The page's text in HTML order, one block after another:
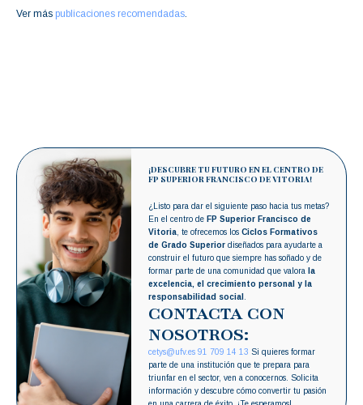
Ver más publicaciones recomendadas.
¡DESCUBRE TU FUTURO EN EL CENTRO DE
FP SUPERIOR FRANCISCO DE VITORIA!
¿Listo para dar el siguiente paso hacia tus metas?
En el centro de FP Superior Francisco de
Vitoria, te ofrecemos losCiclos Formativos
de Grado Superior diseñados para ayudarte a
construir el futuro que siempre has soñado y de
formar parte de una comunidad que valora la
excelencia, el crecimiento personal y la
responsabilidad social .
CONTACTA CON
NOSOTROS:
cetys@ufv.es 91 709 14 13 Si quieres formar
parte de una institución que te prepara para
triunfar en el sector, ven a conocernos. Solicita
información y descubre cómo convertir tu pasión